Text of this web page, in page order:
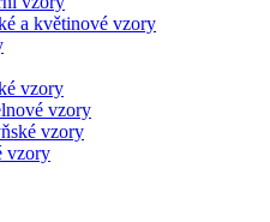
a květinové vzory
vzory
vzory
vzory
vzory